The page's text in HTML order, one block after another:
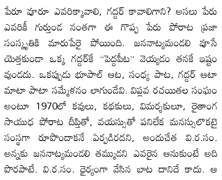
పేరూ వూరూ ఎవరిక్కావాలి, గద్దర్‌ కావాలిగాని? అసలు పేరు
ఎవరికీ గుర్తుండ నంతగా ఈ గొప్ప పేరు పోరాట ప్రజా
సంస్కృతికి మారుపేరై పోయింది. జననాట్యమండలి వూసే
యెత్తకుండా ఒక్క గద్దర్‌కే ‘‘పెద్దపీట’’ వెయ్యడం తనకే ఇష్టం
వుండదు. ఒకప్పుడు భూపాల్‌ ఆట, సంధ్య పాట, గద్దర్‌ ఆటా
మాటా పాటా సమ్మేళనం లాగుండేవి. విప్లవ రచయితల సంఘం
అంటూ 1970లో కవులు, కథకులు, విమర్శకులూ, రైతాంగ
సాయుధ పోరాట దీప్తితో, వయస్సుతో పనిలేక మనస్సులొకటై
సంస్థగా రూపొందాకనే ఏర్పడిరదని, అందుచేత వి.ర.సం.
అన్నకు జననాట్యమండలి తమ్ముడని ఎవరైన ఆనుకుంటే అది
పొరపాటే. వి.ర.సం. ధైర్యంగా వేసిన బాట దానిదే కాదు. ఆ